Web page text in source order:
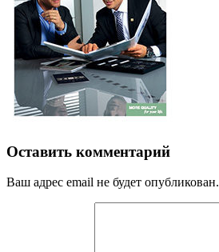
Оставить комментарий
Ваш адрес email не будет опубликован.